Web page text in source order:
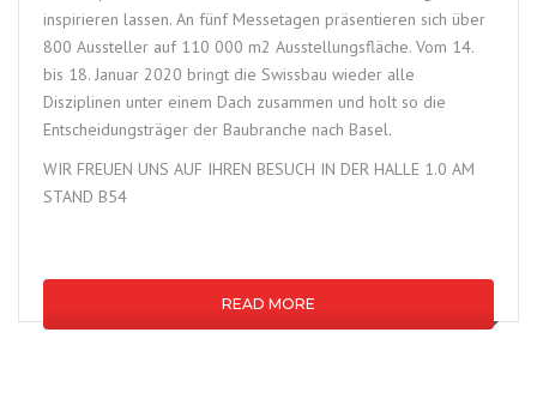
inspirieren lassen. An fünf Messetagen präsentieren sich über
800 Aussteller auf 110 000 m2 Ausstellungsfläche. Vom 14.
bis 18. Januar 2020 bringt die Swissbau wieder alle
Disziplinen unter einem Dach zusammen und holt so die
Entscheidungsträger der Baubranche nach Basel.
WIR FREUEN UNS AUF IHREN BESUCH IN DER HALLE 1.0 AM
STAND B54
READ MORE